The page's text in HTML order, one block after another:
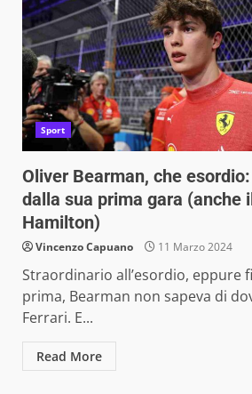
Sport
Oliver Bearman, che
dalla sua prima gara (anche
Hamilton)
Vincenzo Capuano 11 Marzo 2024
Straordinario all’esordio, eppure
prima, Bearman non sapeva di
Ferrari. E...
Read More